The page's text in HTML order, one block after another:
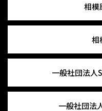
相模
相
一般社団法人
一般社団法